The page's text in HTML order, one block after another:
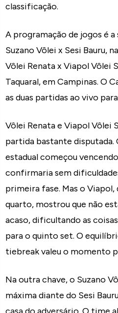
classificação.
A programação de jogos é a
Suzano Vôlei x Sesi Bauru,
Vôlei Renata x Viapol Vôlei
Taquaral, em Campinas. O
as duas partidas ao vivo
Vôlei Renata e Viapol Vôlei
partida bastante disputada.
estadual começou
confirmaria sem
primeira fase. Mas o
quarto, mostrou que não
acaso, dificultando as
para o quinto set. O
tiebreak valeu o momento
Na outra chave, o Suzano
máxima diante do Sesi